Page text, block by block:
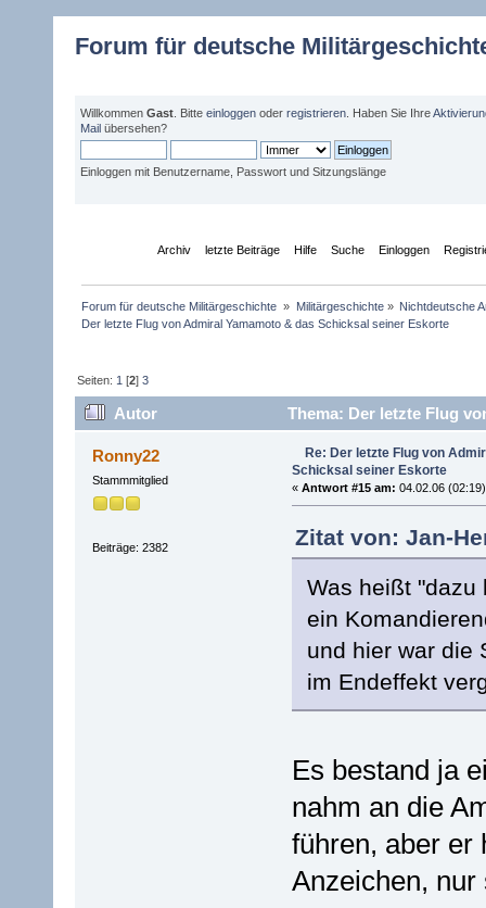
Forum für deutsche
Willkommen Gast . Bitte einloggen oder registrieren . Haben Sie Ihre
Mail übersehen?
Einloggen mit Benutzername, Passwort und Sitzungslänge
Archiv letzte Beiträge Hilfe Suche Einloggen
Forum für deutsche Militärgeschichte » Militärgeschichte» Nichtdeutsche
Der letzte Flug von Admiral Yamamoto & das Schicksal seiner Eskorte
Seiten: 1 [2]3
Autor
Thema: Der letzte Flug
55614 mal)
Ronny22
Stammmitglied
Beiträge: 2382
Re: Der letzte Flug von
Schicksal seiner Eskorte
« Antwort #15 am: 04.02.06
Zitat von: Jan-
Was heißt
ein
und hier war die
im Endeffekt
Es bestand ja
nahm an die
führen, aber er
Anzeichen, nur